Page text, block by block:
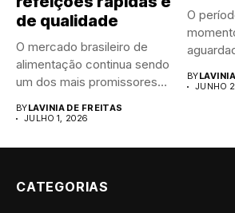
de qualidade
O mercado brasileiro de
alimentação continua sendo
um dos mais promissores
BYLAVINIA DE FREITAS
JULHO 1, 2026
O
BY
JUNHO
CATEGORIAS